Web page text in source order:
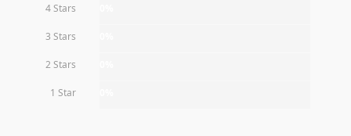
4 Stars
3 Stars
2 Stars
1 Star